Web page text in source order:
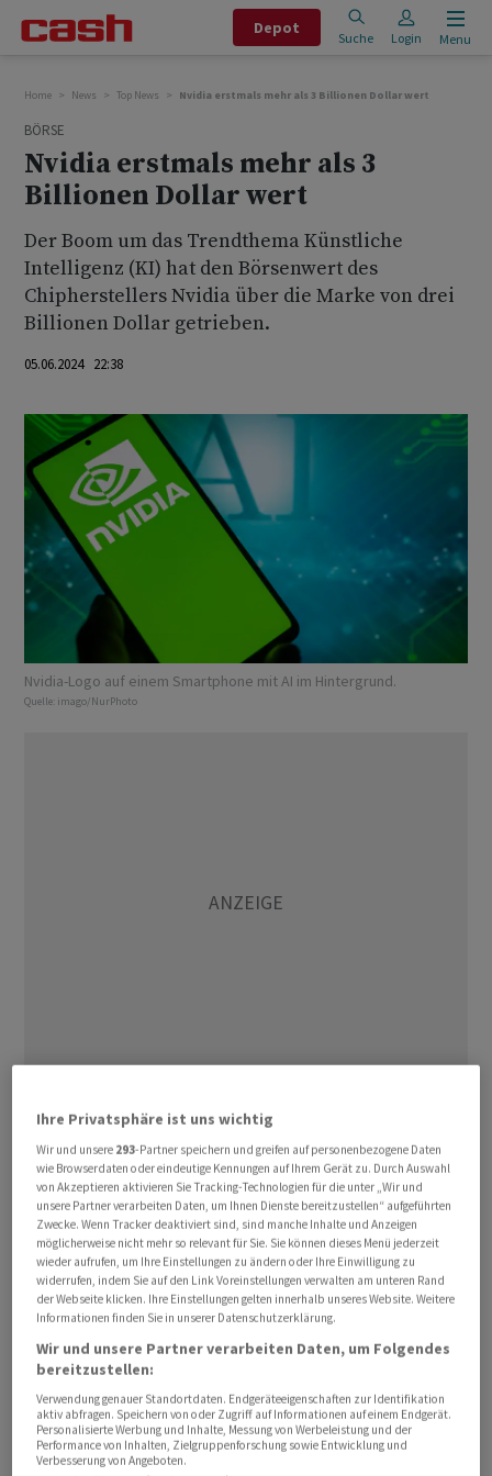
Depot
Suche Login Menu
Home News Top News Nvidia erstmals mehr als 3 Billionen Dollar wert
BÖRSE
Nvidia erstmals mehr als 3
Billionen Dollar wert
Der Boom um das Trendthema Künstliche
Intelligenz (KI) hat den Börsenwert des
Chipherstellers Nvidia über die Marke von drei
Billionen Dollar getrieben.
05.06.2024 22:38
Nvidia-Logo auf einem Smartphone mit AI im Hintergrund.
Quelle: imago/NurPhoto
Unternehmen, das diese Marke geknackt hat. Mit dem
erneut deutlichen Plus am Mittwoch überholteNvidia
in puncto Marktkapitalisierung zudem erstmalsApple
Gemessen am Schlusskurs lag der Börsenwert bei 3,01
Billionen Dollar und damit hauchdünn über dem von
Apple.Microsoftführt die Rangliste mit 3,15 Billionen
Dollar an.
DerNvidia-Kurs setzte am Mittwoch seine Rekordjagd
der vergangenen Wochen und Monate fort. Mit einem
Plus von knapp 5,2 Prozent auf 1224,40 Dollar gehörte
das Papier erneut zu den grössten Gewinnern im
Nasdaq 100. Dieser erreichte zur Wochenmitte ein
Ihre Privatsphäre ist uns wichtig
Wir und unsere 293-Partner speichern und greifen auf personenbezogene Daten
wie Browserdaten oder eindeutige Kennungen auf Ihrem Gerät zu. Durch Auswahl
von Akzeptieren aktivieren Sie Tracking-Technologien für die unter „Wir und
unsere Partner verarbeiten Daten, um Ihnen Dienste bereitzustellen“ aufgeführten
Zwecke. Wenn Tracker deaktiviert sind, sind manche Inhalte und Anzeigen
möglicherweise nicht mehr so relevant für Sie. Sie können dieses Menü jederzeit
wieder aufrufen, um Ihre Einstellungen zu ändern oder Ihre Einwilligung zu
widerrufen, indem Sie auf den Link Voreinstellungen verwalten am unteren Rand
der Webseite klicken. Ihre Einstellungen gelten innerhalb unseres Website. Weitere
Informationen finden Sie in unserer Datenschutzerklärung.
Wir und unsere Partner verarbeiten Daten, um Folgendes
bereitzustellen:
Verwendung genauer Standortdaten. Endgeräteeigenschaften zur Identifikation
aktiv abfragen. Speichern von oder Zugriff auf Informationen auf einem Endgerät.
Personalisierte Werbung und Inhalte, Messung von Werbeleistung und der
Performance von Inhalten, Zielgruppenforschung sowie Entwicklung und
Verbesserung von Angeboten.